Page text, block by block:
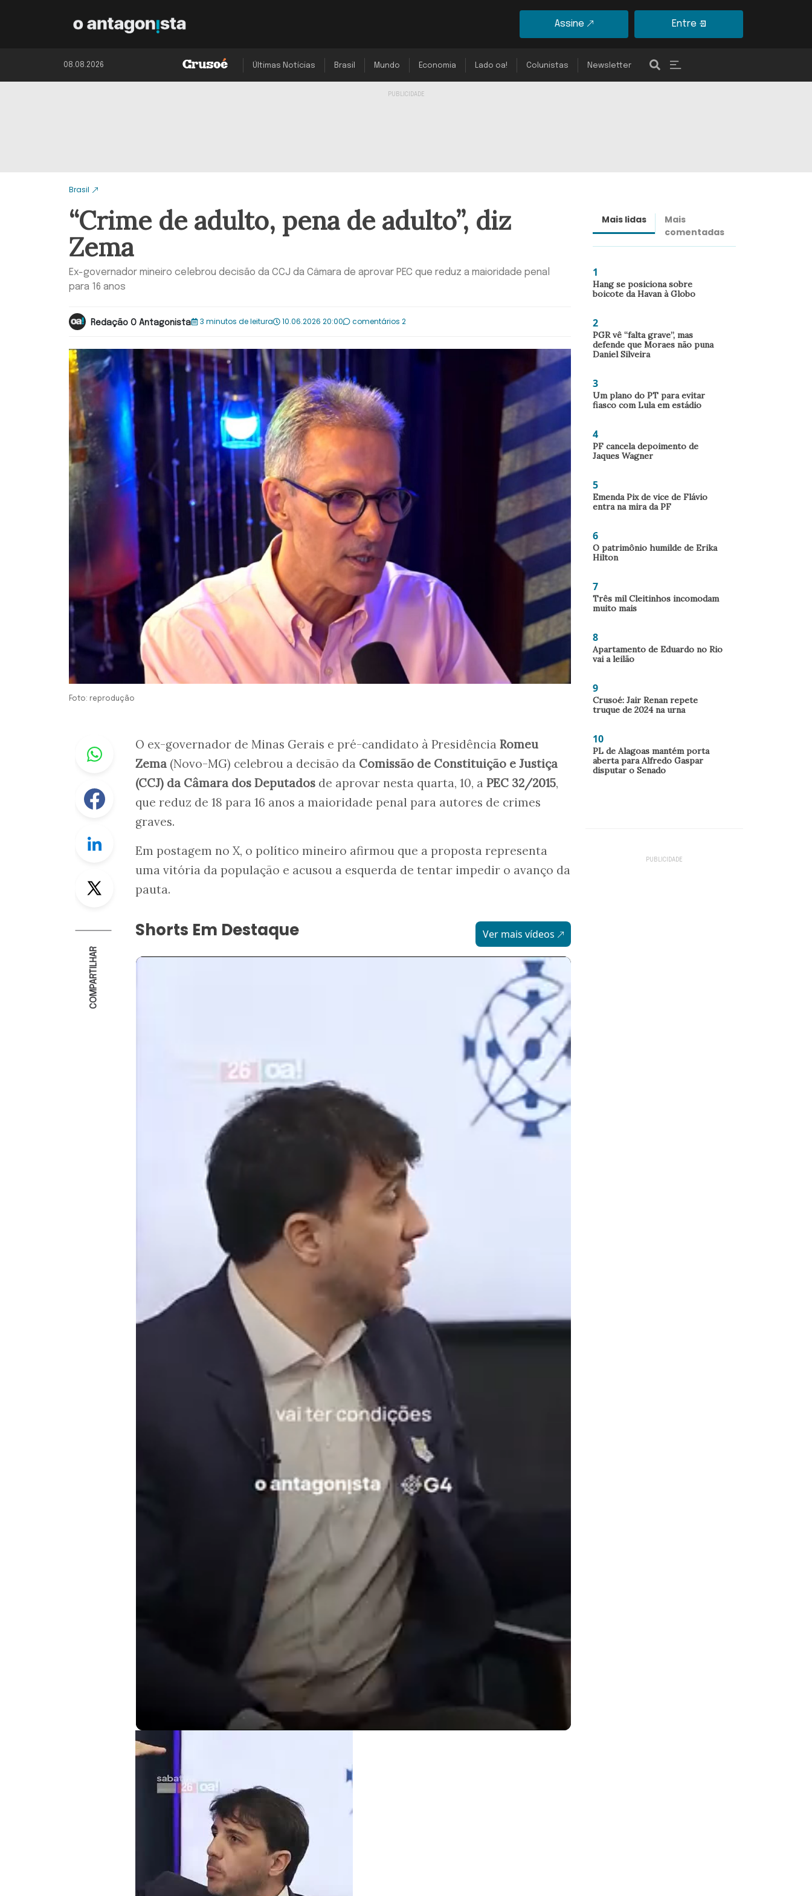
Assine Entre
08.08.2026 Últimas Notícias Brasil Mundo Economia Lado oa! Colunistas Newsletter
Brasil
“Crime de adulto, pena de adulto”, diz
Zema
Ex-governador mineiro celebrou decisão da CCJ da Câmara de aprovar PEC que reduz a maioridade penal
para 16 anos
Redação O Antagonista 3 minutos de leitura 10.06.2026 20:00 comentários 2
Foto: reprodução
Whastapp
Facebook
Linkedin
Twitter
COMPARTILHAR
O ex-governador de Minas Gerais e pré-candidato à Presidência Romeu
Zema (Novo-MG) celebrou a decisão da Comissão de Constituição e Justiça
(CCJ) da Câmara dos Deputados de aprovar nesta quarta, 10, a PEC 32/2015,
que reduz de 18 para 16 anos a maioridade penal para autores de crimes
graves.
Em postagem no X, o político mineiro afirmou que a proposta representa
uma vitória da população e acusou a esquerda de tentar impedir o avanço da
pauta.
Shorts Em Destaque Ver mais vídeos
Mais lidas
Mais
comentadas
1
Hang se posiciona sobre
boicote da Havan à Globo
2
PGR vê “falta grave”, mas
defende que Moraes não puna
Daniel Silveira
3
Um plano do PT para evitar
fiasco com Lula em estádio
4
PF cancela depoimento de
Jaques Wagner
5
Emenda Pix de vice de Flávio
entra na mira da PF
6
O patrimônio humilde de Erika
Hilton
7
Três mil Cleitinhos incomodam
muito mais
8
Apartamento de Eduardo no Rio
vai a leilão
9
Crusoé: Jair Renan repete
truque de 2024 na urna
10
PL de Alagoas mantém porta
aberta para Alfredo Gaspar
disputar o Senado